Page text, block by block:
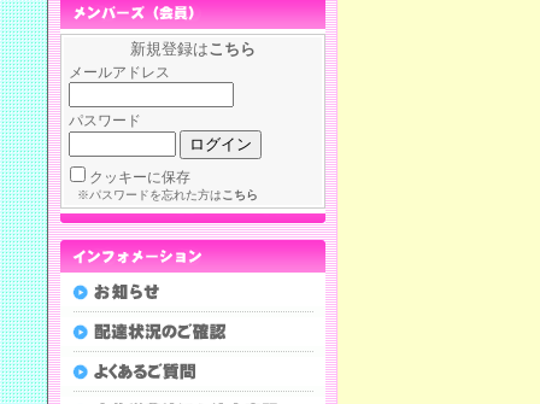
新規登録はこちら
メールアドレス
パスワード
クッキーに保存
※パスワードを忘れた方はこちら